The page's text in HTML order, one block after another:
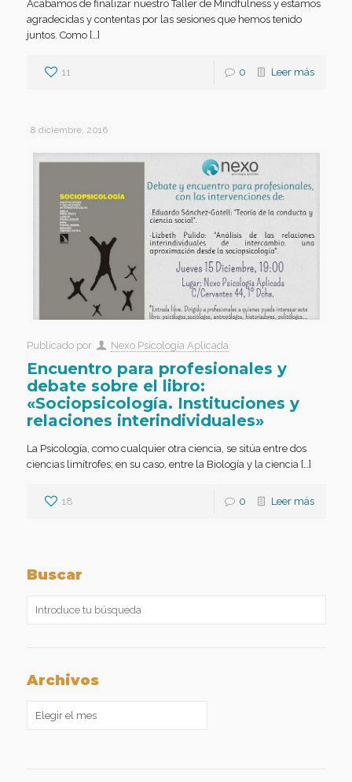
Acabamos de finalizar nuestro Taller de Mindfulness y estamos
agradecidas y contentas por las sesiones que hemos tenido
juntos. Como […]
11 0 Leer más
8 diciembre, 2016
Publicado por Nexo Psicología Aplicada
Encuentro para profesionales y
debate sobre el libro:
«Sociopsicología. Instituciones y
relaciones interindividuales»
La Psicología, como cualquier otra ciencia, se sitúa entre dos
ciencias limítrofes; en su caso, entre la Biología y la ciencia […]
18 0 Leer más
Buscar
Archivos